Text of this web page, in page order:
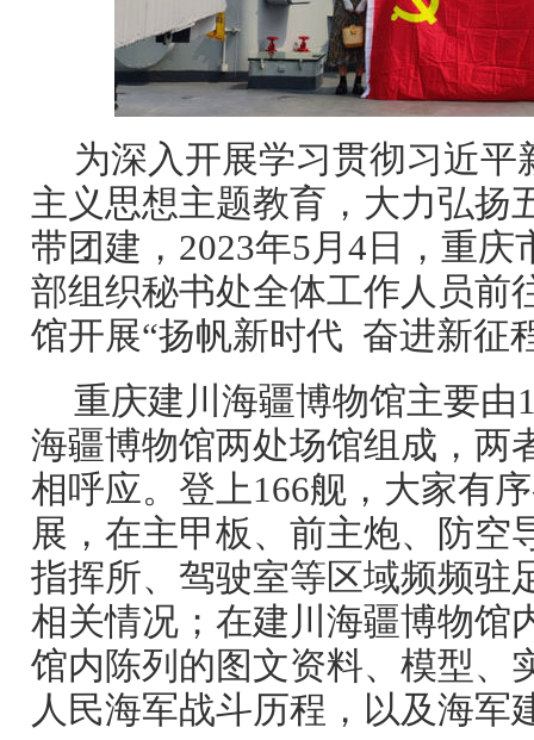
为深入开展学习贯彻习近平
主义思想主题教育，大力弘扬
带团建，2023年5月4日，重庆
部组织秘书处全体工作人员前
馆开展“扬帆新时代 奋进新征
重庆建川海疆博物馆主要由
海疆博物馆两处场馆组成，两
相呼应。登上166舰，大家有
展，在主甲板、前主炮、防空
指挥所、驾驶室等区域频频驻
相关情况；在建川海疆博物馆
馆内陈列的图文资料、模型、
人民海军战斗历程，以及海军